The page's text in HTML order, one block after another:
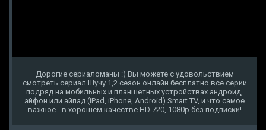
Дорогие сериаломаны :) Вы можете с удовольствием
смотреть сериал Шучу 1,2 сезон онлайн бесплатно все серии
подряд на мобильных и планшетных устройствах андроид,
айфон или айпад (iPad, iPhone, Android) Smart TV, и что самое
важное - в хорошем качестве HD 720, 1080p без подписки!